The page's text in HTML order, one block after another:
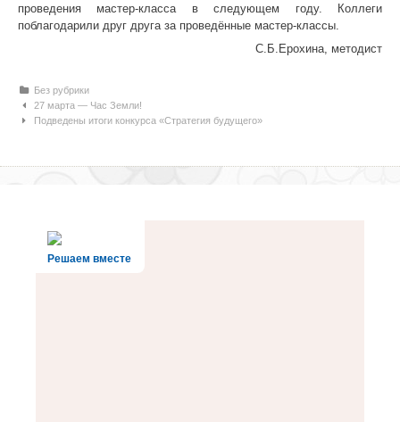
проведения мастер-класса в следующем году. Коллеги
поблагодарили друг друга за проведённые мастер-классы.
С.Б.Ерохина, методист
Рубрики
Без рубрики
Навигация по статьям
27 марта — Час Земли!
Подведены итоги конкурса «Стратегия будущего»
Решаем вместе